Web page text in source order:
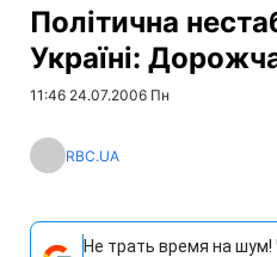
Політична
Україні:
11:46 24.07.2006 Пн
RBC.UA
Не трать время на шум!